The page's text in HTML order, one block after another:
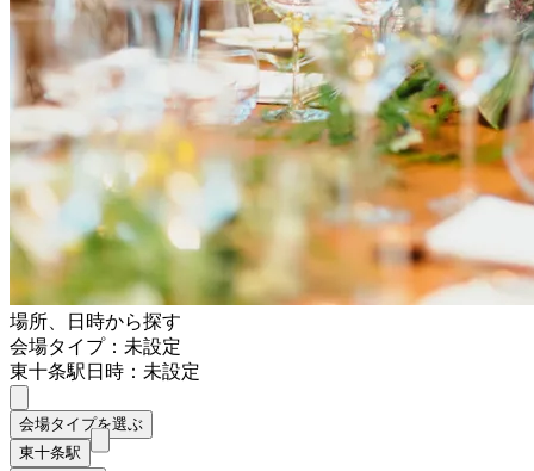
場所、日時から探す
会場タイプ：未設定
東十条駅日時：未設定
会場タイプを選ぶ
東十条駅